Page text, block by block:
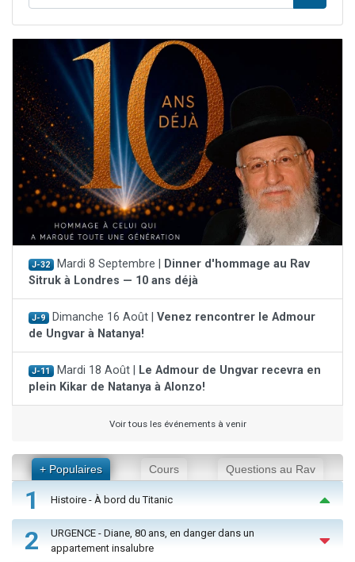
J-32 Mardi 8 Septembre |
Dinner d'hommage au Rav
Sitruk à Londres — 10 ans déjà
J-9 Dimanche 16 Août | Venez rencontrer le Admour
de Ungvar à Natanya!
J-11 Mardi 18 Août |
Le Admour de Ungvar recevra en
plein Kikar de Natanya à Alonzo!
Voir tous les événements à venir
+ Populaires Cours Questions au Rav
1 Histoire - À bord du Titanic
2
URGENCE - Diane, 80 ans, en danger dans un
appartement insalubre